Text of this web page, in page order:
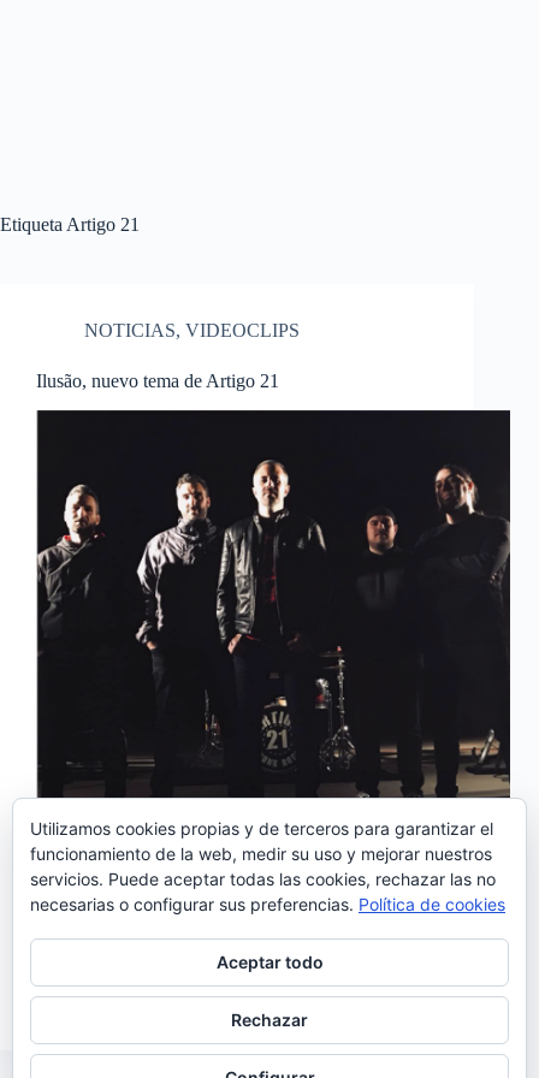
Etiqueta Artigo 21
NOTICIAS, VIDEOCLIPS
Ilusão, nuevo tema de Artigo 21
Después de 4 años de su álbum debut homónimo, la
banda Artigo 21 vuelve con un nuevo trabajo
«Ilusão». Artigo 21 nació en el verano de 2012, en
Lisboa, cuando Nika (2 Bags and 1/2; Colourblind),
Xico (Kidnapping; Colourblind)…
Noemí Sánchez
27/02/2019
Utilizamos cookies propias y de terceros para garantizar el
funcionamiento de la web, medir su uso y mejorar nuestros
servicios. Puede aceptar todas las cookies, rechazar las no
necesarias o configurar sus preferencias. Política de cookies
Aceptar todo
Rechazar